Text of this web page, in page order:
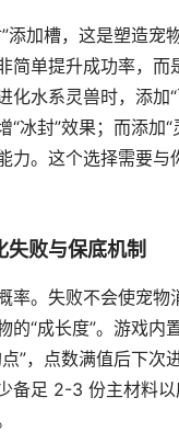
添加槽，这是塑造宠
简单提升成功率，而
化水系灵兽时，添加
“冰封”效果；而添加
力。这个选择需要与
失败与保底机制
率。失败不会使宠物
的“成长度”。游戏内
”，点数满值后下次
备足 2-3 份主材料以